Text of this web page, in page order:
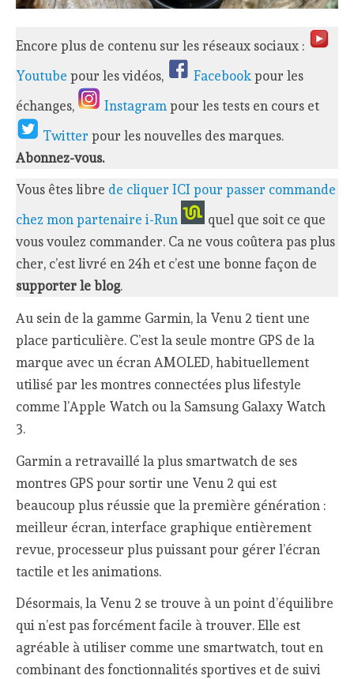
Encore plus de contenu sur les réseaux sociaux :
Youtube pour les vidéos, Facebookpour les
échanges,
Instagrampour les tests en cours et
Twitterpour les nouvelles des marques.
Abonnez-vous.
Vous êtes libre de cliquer ICI pour passer commande
chez mon partenaire i-Run
quel que soit ce que
vous voulez commander. Ca ne vous coûtera pas plus
cher, c’est livré en 24h et c’est une bonne façon de
supporter le blog.
Au sein de la gamme Garmin, la Venu 2 tient une
place particulière. C’est la seule montre GPS de la
marque avec un écran AMOLED, habituellement
utilisé par les montres connectées plus lifestyle
comme l’Apple Watch ou la Samsung Galaxy Watch
3.
Garmin a retravaillé la plus smartwatch de ses
montres GPS pour sortir une Venu 2 qui est
beaucoup plus réussie que la première génération :
meilleur écran, interface graphique entièrement
revue, processeur plus puissant pour gérer l’écran
tactile et les animations.
Désormais, la Venu 2 se trouve à un point d’équilibre
qui n’est pas forcément facile à trouver. Elle est
agréable à utiliser comme une smartwatch, tout en
combinant des fonctionnalités sportives et de suivi